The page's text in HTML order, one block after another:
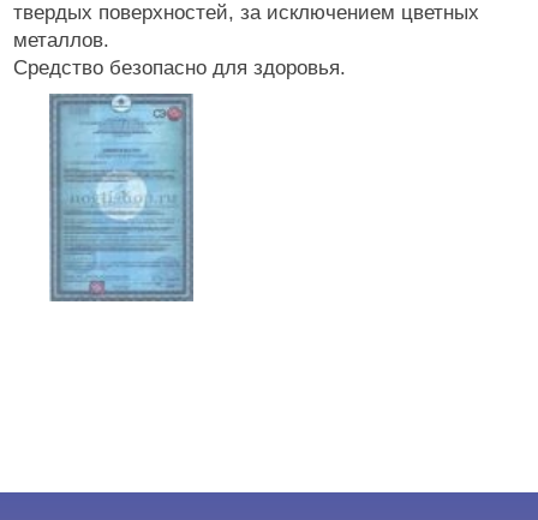
твердых поверхностей, за исключением цветных
металлов.
Средство безопасно для здоровья.